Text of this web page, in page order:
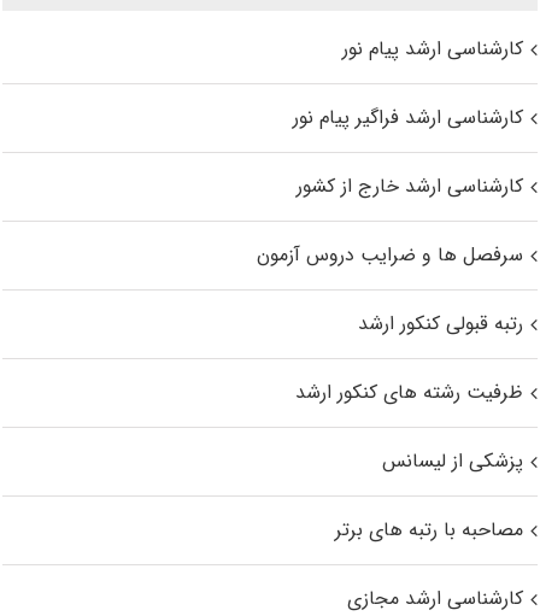
کارشناسی ارشد پیام نور
کارشناسی ارشد فراگیر پیام نور
کارشناسی ارشد خارج از کشور
سرفصل ها و ضرایب دروس آزمون
رتبه قبولی کنکور ارشد
ظرفیت رشته های کنکور ارشد
پزشکی از لیسانس
مصاحبه با رتبه های برتر
کارشناسی ارشد مجازی